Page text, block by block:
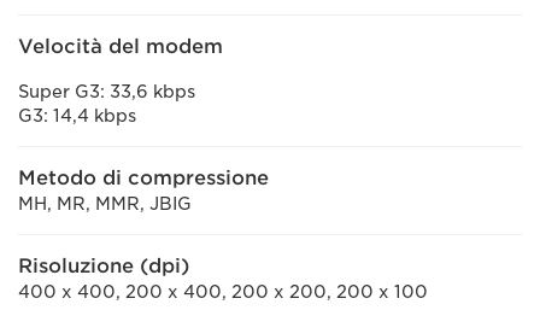
Velocità del modem
Super G3: 33,6 kbps
G3: 14,4 kbps
Metodo di compressione
MH, MR, MMR, JBIG
Risoluzione (dpi)
400 x 400, 200 x 400, 200 x 200, 200 x 100